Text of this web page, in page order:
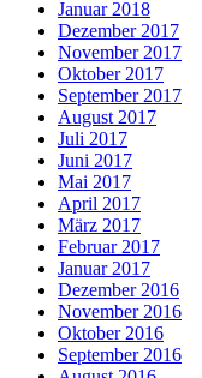
Januar 2018
Dezember 2017
November 2017
Oktober 2017
September 2017
August 2017
Juli 2017
Juni 2017
Mai 2017
April 2017
März 2017
Februar 2017
Januar 2017
Dezember 2016
November 2016
Oktober 2016
September 2016